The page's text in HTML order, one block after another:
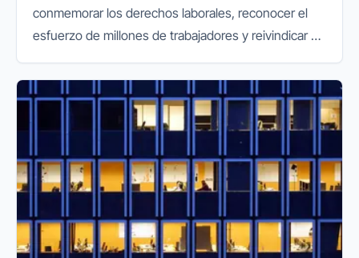
conmemorar los derechos laborales, reconocer el
esfuerzo de millones de trabajadores y reivindicar un
esta fecha adquiere un nuevo...